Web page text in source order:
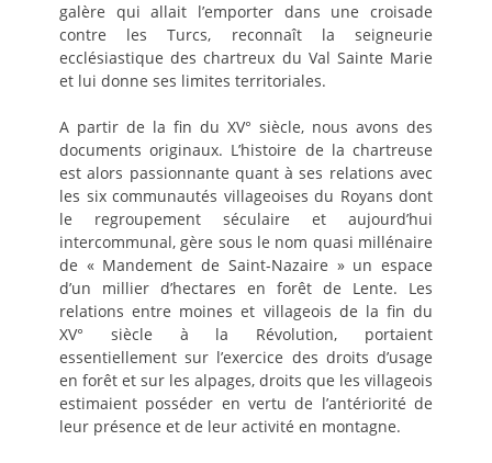
galère qui allait l’emporter dans une croisade
contre les Turcs, reconnaît la seigneurie
ecclésiastique des chartreux du Val Sainte Marie
et lui donne ses limites territoriales.
A partir de la fin du XV° siècle, nous avons des
documents originaux. L’histoire de la chartreuse
est alors passionnante quant à ses relations avec
les six communautés villageoises du Royans dont
le regroupement séculaire et aujourd’hui
intercommunal, gère sous le nom quasi millénaire
de « Mandement de Saint-Nazaire » un espace
d’un millier d’hectares en forêt de Lente. Les
relations entre moines et villageois de la fin du
XV° siècle à la Révolution, portaient
essentiellement sur l’exercice des droits d’usage
en forêt et sur les alpages, droits que les villageois
estimaient posséder en vertu de l’antériorité de
leur présence et de leur activité en montagne.